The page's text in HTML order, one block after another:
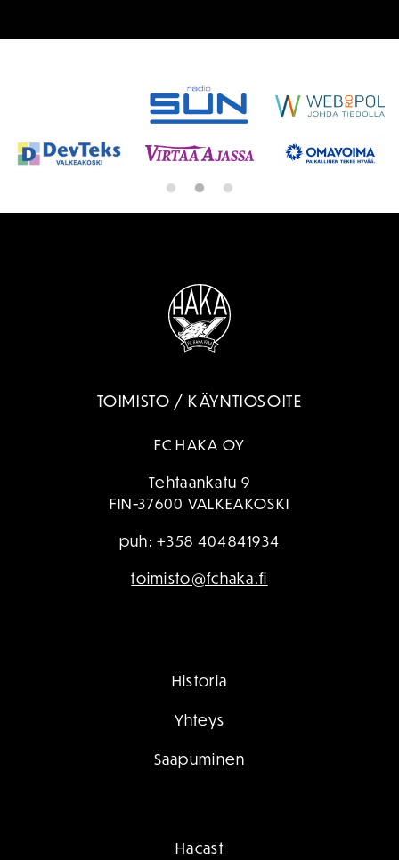
TOIMISTO / KÄYNTIOSOITE
FC HAKA OY
Tehtaankatu 9
FIN-37600 VALKEAKOSKI
puh:+358 404841934
toimisto@fchaka.fi
Historia
Yhteys
Saapuminen
Hacast